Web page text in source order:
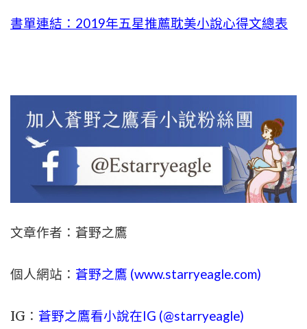
書單連結：2019年五星推薦耽美小說心得文總表
文章作者：蒼野之鷹
個人網站： 蒼野之鷹 (www.starryeagle.com)
IG： 蒼野之鷹看小說在IG (@starryeagle)